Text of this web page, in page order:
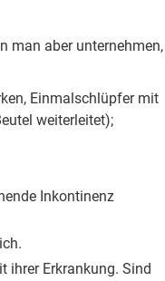
man aber unternehmen,
Einmalschlüpfer mit
weiterleitet);
Inkontinenz
ihrer Erkrankung. Sind